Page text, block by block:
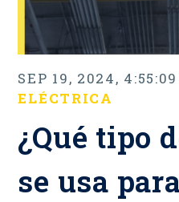
SEP 19, 2024,
ELÉCTRICA
¿Qué tipo
se usa